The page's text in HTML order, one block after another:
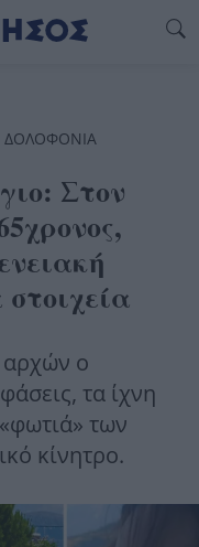
ΔΟΛΟΦΟΝΙΑ
Στον
αρχών ο
τα ίχνη
των
κίνητρο.